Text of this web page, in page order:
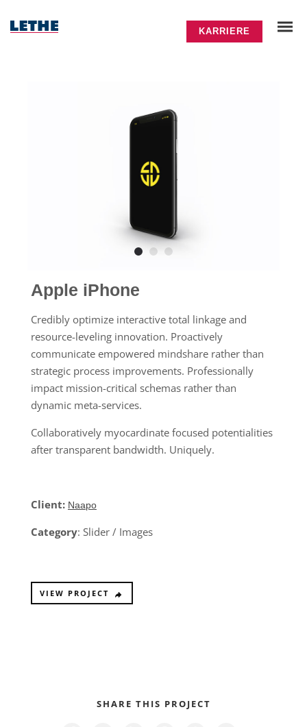
KARRIERE
Apple iPhone
Credibly optimize interactive total linkage and
resource-leveling innovation. Proactively
communicate empowered mindshare rather than
strategic process improvements. Professionally
impact mission-critical schemas rather than
dynamic meta-services.
Collaboratively myocardinate focused potentialities
after transparent bandwidth. Uniquely.
Client: Naapo
Category: Slider / Images
VIEW PROJECT
SHARE THIS PROJECT